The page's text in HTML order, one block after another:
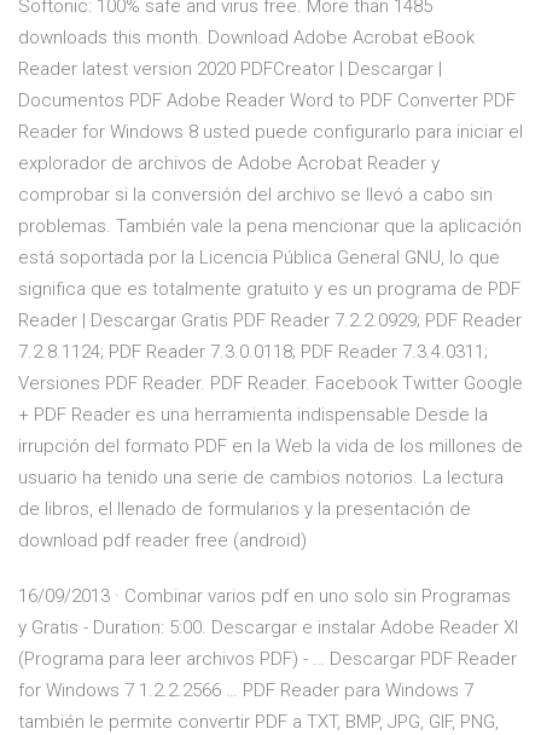
Softonic: 100% safe and virus free. More than 1485
downloads this month. Download Adobe Acrobat eBook
Reader latest version 2020 PDFCreator | Descargar |
Documentos PDF Adobe Reader Word to PDF Converter PDF
Reader for Windows 8 usted puede configurarlo para iniciar el
explorador de archivos de Adobe Acrobat Reader y
comprobar si la conversión del archivo se llevó a cabo sin
problemas. También vale la pena mencionar que la aplicación
está soportada por la Licencia Pública General GNU, lo que
significa que es totalmente gratuito y es un programa de PDF
Reader | Descargar Gratis PDF Reader 7.2.2.0929; PDF Reader
7.2.8.1124; PDF Reader 7.3.0.0118; PDF Reader 7.3.4.0311;
Versiones PDF Reader. PDF Reader. Facebook Twitter Google
+ PDF Reader es una herramienta indispensable Desde la
irrupción del formato PDF en la Web la vida de los millones de
usuario ha tenido una serie de cambios notorios. La lectura
de libros, el llenado de formularios y la presentación de
download pdf reader free (android)
16/09/2013 · Combinar varios pdf en uno solo sin Programas
y Gratis - Duration: 5:00. Descargar e instalar Adobe Reader XI
(Programa para leer archivos PDF) - … Descargar PDF Reader
for Windows 7 1.2.2.2566 … PDF Reader para Windows 7
también le permite convertir PDF a TXT, BMP, JPG, GIF, PNG,